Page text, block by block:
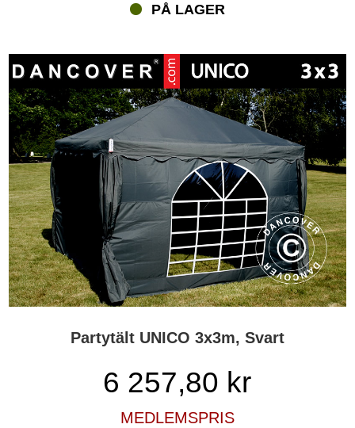
PÅ LAGER
Partytält UNICO 3x3m, Svart
6 257,80 kr
MEDLEMSPRIS